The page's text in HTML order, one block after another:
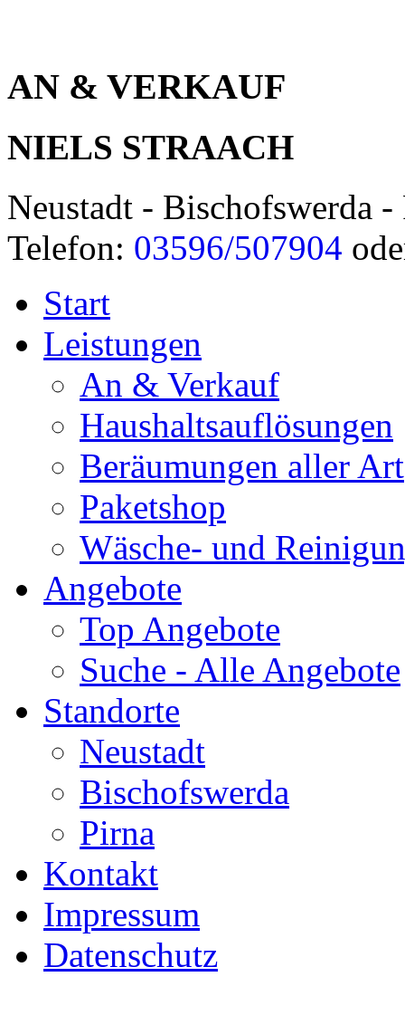
AN & VERKAUF
NIELS STRAACH
Neustadt - Bischofswerda -
Telefon: 03596/507904
Start
Leistungen
An & Verkauf
Haushaltsauflösungen
Beräumungen aller Art
Paketshop
Wäsche- und
Angebote
Top Angebote
Suche - Alle Angebote
Standorte
Neustadt
Bischofswerda
Pirna
Kontakt
Impressum
Datenschutz